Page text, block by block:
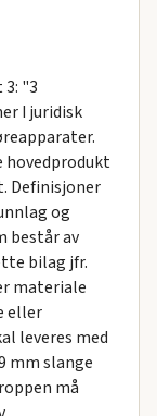
"3
I juridisk
hovedprodukt
Definisjoner
og
består av
bilag jfr.
materiale
eller
leveres med
mm slange
må